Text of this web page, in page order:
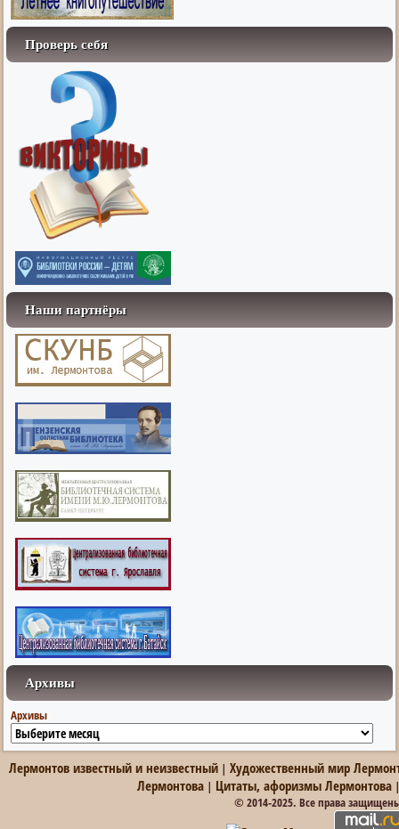
Проверь себя
Наши партнёры
Архивы
Архивы
Лермонтов известный и неизвестный |Художественный мир
Лермонтова | Цитаты, афоризмы Лермонтова
© 2014-2025. Все права